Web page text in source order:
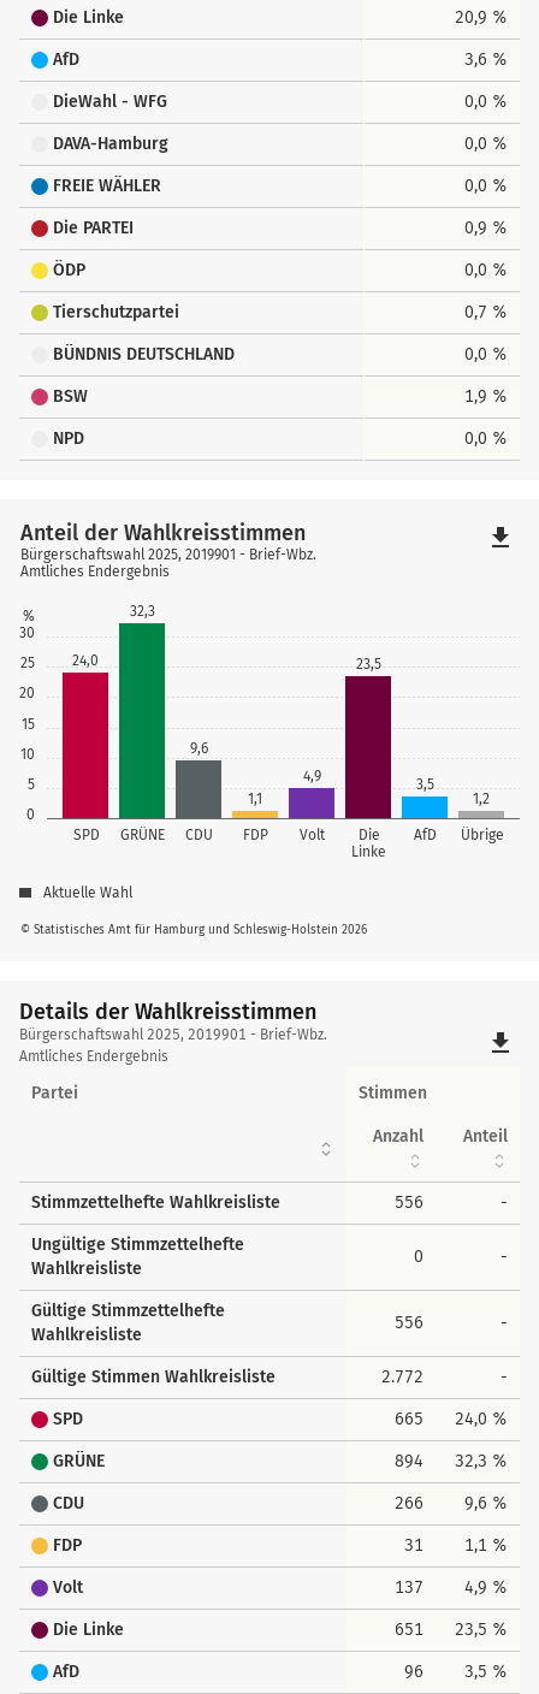
Die Linke 20,9 %
AfD 3,6 %
DieWahl - WFG 0,0 %
DAVA-Hamburg 0,0 %
FREIE WÄHLER 0,0 %
Die PARTEI 0,9 %
ÖDP 0,0 %
Tierschutzpartei 0,7 %
BÜNDNIS DEUTSCHLAND 0,0 %
BSW 1,9 %
NPD 0,0 %
0
5
10
15
20
25
30
%
SPD GRÜNE CDU FDP Volt
Die
Linke
AfD Übrige
24,0
32,3
9,6
1,1
4,9
23,5
3,5
1,2
© Statistisches Amt für Hamburg und Schleswig-Holstein 2026
Anteil der Wahlkreisstimmen
Bürgerschaftswahl 2025, 2019901 - Brief-Wbz.
Amtliches Endergebnis
Aktuelle Wahl
file_download
Details der Wahlkreisstimmen
Details
der
Wahlkreisstimmen
Bürgerschaftswahl 2025, 2019901 - Brief-Wbz.
Amtliches Endergebnis
file_download
Partei Stimmen
Anzahl Anteil
Stimmzettelhefte Wahlkreisliste 556 -
Ungültige Stimmzettelhefte
Wahlkreisliste
0 -
Gültige Stimmzettelhefte
Wahlkreisliste
556 -
Gültige Stimmen Wahlkreisliste 2.772 -
SPD 665 24,0 %
GRÜNE 894 32,3 %
CDU 266 9,6 %
FDP 31 1,1 %
Volt 137 4,9 %
Die Linke 651 23,5 %
AfD 96 3,5 %